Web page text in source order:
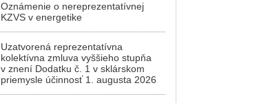
Oznámenie o nereprezentatívnej
KZVS v energetike
Uzatvorená reprezentatívna
kolektívna zmluva vyššieho stupňa
v znení Dodatku č. 1 v sklárskom
priemysle účinnosť 1. augusta 2026